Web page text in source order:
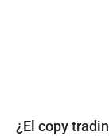
¿El copy